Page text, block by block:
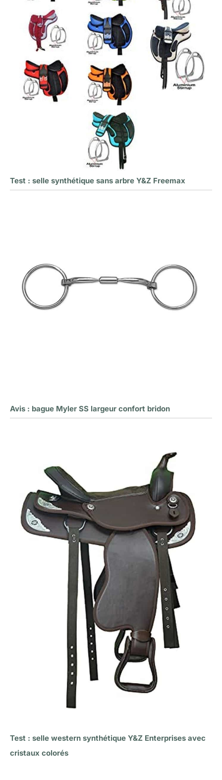
Test : selle synthétique sans arbre Y&Z Freemax
Avis : bague Myler SS largeur confort bridon
Test : selle western synthétique Y&Z Enterprises avec
cristaux colorés